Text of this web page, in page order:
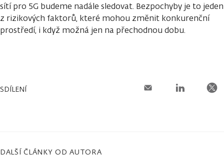
sítí pro 5G budeme nadále sledovat. Bezpochyby je to jeden
z rizikových faktorů, které mohou změnit konkurenční
prostředí, i když možná jen na přechodnou dobu.
SDÍLENÍ
DALŠÍ ČLÁNKY OD AUTORA